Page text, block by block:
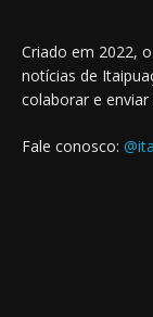
Criado em 2022,
notícias de
colaborar e
Fale conosco: